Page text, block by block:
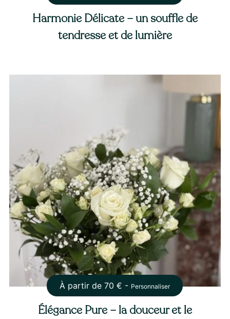
Harmonie Délicate – un souffle de
tendresse et de lumière
À partir de70 € - Personnaliser
Élégance Pure – la douceur et le